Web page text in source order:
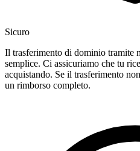
Sicuro
Il trasferimento di dominio tramite
semplice. Ci assicuriamo che tu
acquistando. Se il trasferimento
un rimborso completo.